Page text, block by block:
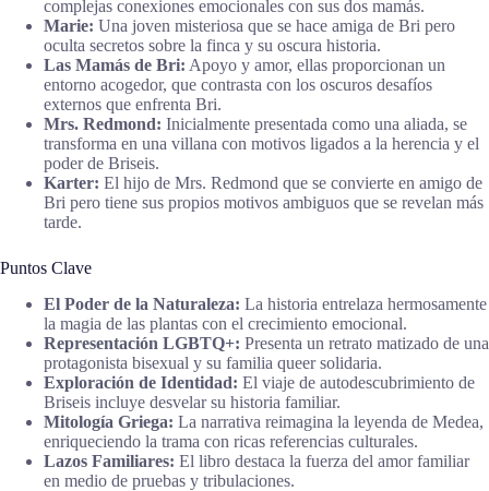
complejas conexiones emocionales con sus dos mamás.
Marie: Una joven misteriosa que se hace amiga de Bri pero
oculta secretos sobre la finca y su oscura historia.
Las Mamás de Bri: Apoyo y amor, ellas proporcionan un
entorno acogedor, que contrasta con los oscuros desafíos
externos que enfrenta Bri.
Mrs. Redmond: Inicialmente presentada como una aliada, se
transforma en una villana con motivos ligados a la herencia y el
poder de Briseis.
Karter: El hijo de Mrs. Redmond que se convierte en amigo de
Bri pero tiene sus propios motivos ambiguos que se revelan más
tarde.
Puntos Clave
El Poder de la Naturaleza: La historia entrelaza hermosamente
la magia de las plantas con el crecimiento emocional.
Representación LGBTQ+: Presenta un retrato matizado de una
protagonista bisexual y su familia queer solidaria.
Exploración de Identidad: El viaje de autodescubrimiento de
Briseis incluye desvelar su historia familiar.
Mitología Griega: La narrativa reimagina la leyenda de Medea,
enriqueciendo la trama con ricas referencias culturales.
Lazos Familiares: El libro destaca la fuerza del amor familiar
en medio de pruebas y tribulaciones.